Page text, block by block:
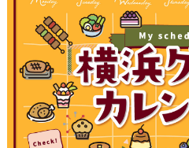
観光ガイド